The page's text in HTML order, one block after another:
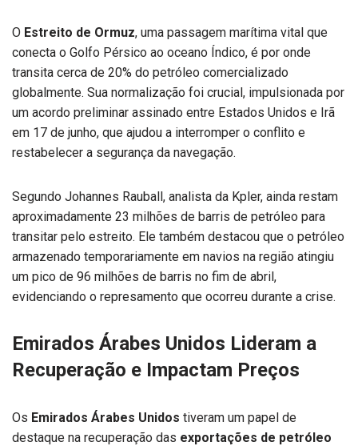
O Estreito de Ormuz, uma passagem marítima vital que
conecta o Golfo Pérsico ao oceano Índico, é por onde
transita cerca de 20% do petróleo comercializado
globalmente. Sua normalização foi crucial, impulsionada por
um acordo preliminar assinado entre Estados Unidos e Irã
em 17 de junho, que ajudou a interromper o conflito e
restabelecer a segurança da navegação.
Segundo Johannes Rauball, analista da Kpler, ainda restam
aproximadamente 23 milhões de barris de petróleo para
transitar pelo estreito. Ele também destacou que o petróleo
armazenado temporariamente em navios na região atingiu
um pico de 96 milhões de barris no fim de abril,
evidenciando o represamento que ocorreu durante a crise.
Emirados Árabes Unidos Lideram a
Recuperação e Impactam Preços
Os Emirados Árabes Unidos tiveram um papel de
destaque na recuperação das exportações de petróleo